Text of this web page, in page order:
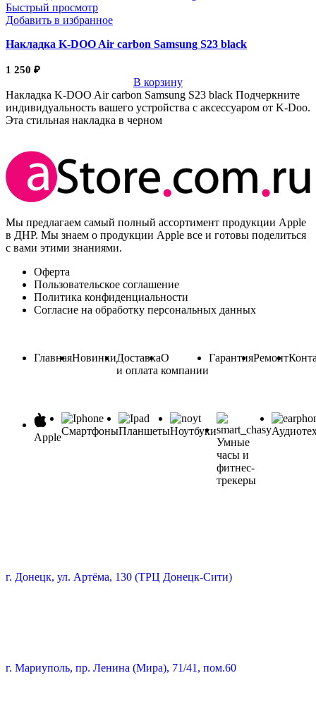
Быстрый просмотр
Добавить в избранное
Накладка K-DOO Air carbon Samsung S23 black
1 250 ₽
В корзину
Накладка K-DOO Air carbon Samsung S23 black Подчеркните
индивидуальность вашего устройства с аксессуаром от K-Doo.
Эта стильная накладка в черном
Мы предлагаем самый полный ассортимент продукции Apple
в ДНР. Мы знаем о продукции Apple все и готовы поделиться
с вами этими знаниями.
Оферта
Пользовательское соглашение
Политика конфиденциальности
Согласие на обработку персональных данных
ГлавнаяНовинкиДоставка
и оплата
О
компании
ГарантияРемонт
Apple
СмартфоныПланшетыНоутбуки
Умные
часы и
фитнес-
трекеры
г. Донецк, ул. Артёма, 130 (ТРЦ Донецк-Сити)
г. Мариуполь, пр. Ленина (Мира), 71/41, пом.60